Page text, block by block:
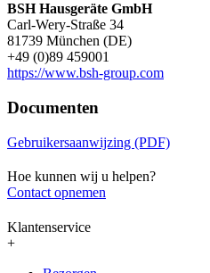
BSH Hausgeräte GmbH
Carl-Wery-Straße 34
81739 München (DE)
+49 (0)89 459001
https://www.bsh-group.com
Documenten
Gebruikersaanwijzing (PDF)
Hoe kunnen wij u helpen?
Contact opnemen
Klantenservice
+